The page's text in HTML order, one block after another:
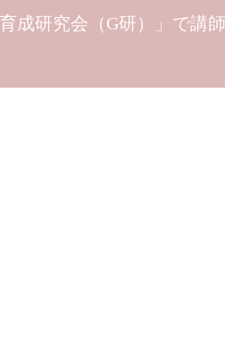
成研究会（G研）」で講